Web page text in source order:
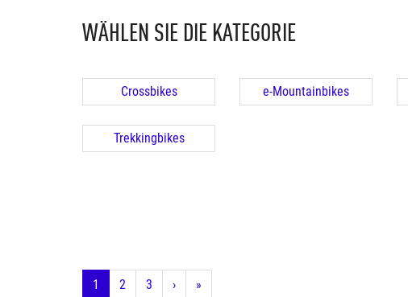
WÄHLEN SIE DIE KATEGORIE
Crossbikes e-Mountainbikes
Trekkingbikes
1 2 3 › »